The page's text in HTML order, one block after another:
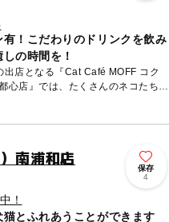
！こだわりのドリンクを飲み
しの時間を！
出店となる『Cat Café MOFF コク
心店』では、たくさんのネコたちと
南浦和店
保存
4
！
とふれあうことができます